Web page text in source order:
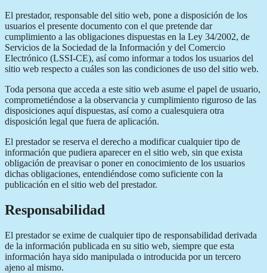
El prestador, responsable del sitio web, pone a disposición de los
usuarios el presente documento con el que pretende dar
cumplimiento a las obligaciones dispuestas en la Ley 34/2002, de
Servicios de la Sociedad de la Información y del Comercio
Electrónico (LSSI-CE), así como informar a todos los usuarios del
sitio web respecto a cuáles son las condiciones de uso del sitio web.
Toda persona que acceda a este sitio web asume el papel de usuario,
comprometiéndose a la observancia y cumplimiento riguroso de las
disposiciones aquí dispuestas, así como a cualesquiera otra
disposición legal que fuera de aplicación.
El prestador se reserva el derecho a modificar cualquier tipo de
información que pudiera aparecer en el sitio web, sin que exista
obligación de preavisar o poner en conocimiento de los usuarios
dichas obligaciones, entendiéndose como suficiente con la
publicación en el sitio web del prestador.
Responsabilidad
El prestador se exime de cualquier tipo de responsabilidad derivada
de la información publicada en su sitio web, siempre que esta
información haya sido manipulada o introducida por un tercero
ajeno al mismo.